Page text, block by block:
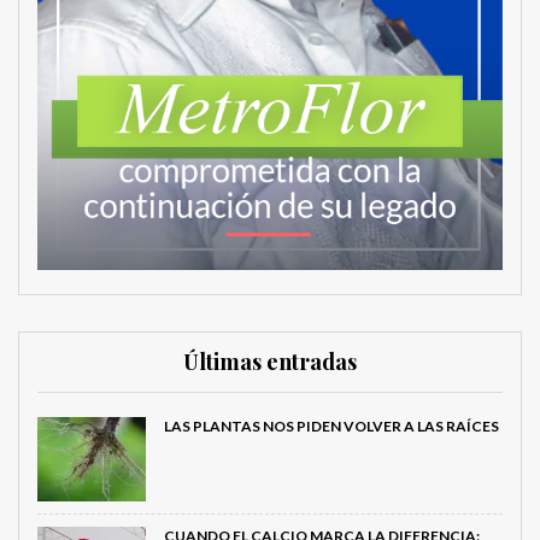
Últimas entradas
LAS PLANTAS NOS PIDEN VOLVER A LAS RAÍCES
CUANDO EL CALCIO MARCA LA DIFERENCIA: